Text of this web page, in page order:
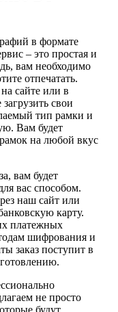
в формате
– это простая и
вам необходимо
отпечатать.
сайте или в
свои
тип рамки и
Вам будет
на любой вкус
вам будет
вас способом.
наш сайт или
карту.
платежных
шифрования и
заказ поступит в
не просто
будут